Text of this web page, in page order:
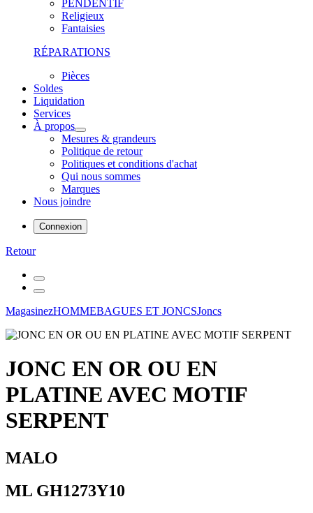
PENDENTIF
Religieux
Fantaisies
RÉPARATIONS
Pièces
Soldes
Liquidation
Services
À propos
Mesures & grandeurs
Politique de retour
Politiques et conditions d'achat
Qui nous sommes
Marques
Nous joindre
Connexion
Retour
MagasinezHOMMEBAGUES ET JONCSJoncs
JONC EN OR OU EN
PLATINE AVEC MOTIF
SERPENT
MALO
ML GH1273Y10